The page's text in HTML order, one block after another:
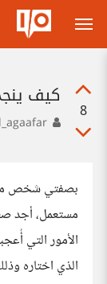
8
كيف
بصفتي شخص
مستعمل، أجد
الأمور التي
الذي اختاره